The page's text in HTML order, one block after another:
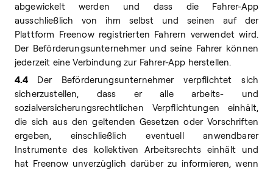
abgewickelt werden und dass die Fahrer-App
ausschließlich von ihm selbst und seinen auf der
Plattform Freenow registrierten Fahrern verwendet wird.
Der Beförderungsunternehmer und seine Fahrer können
jederzeit eine Verbindung zur Fahrer-App herstellen.
4.4 Der Beförderungsunternehmer verpflichtet sich
sicherzustellen, dass er alle arbeits- und
sozialversicherungsrechtlichen Verpflichtungen einhält,
die sich aus den geltenden Gesetzen oder Vorschriften
ergeben, einschließlich eventuell anwendbarer
Instrumente des kollektiven Arbeitsrechts einhält und
hat Freenow unverzüglich darüber zu informieren, wenn